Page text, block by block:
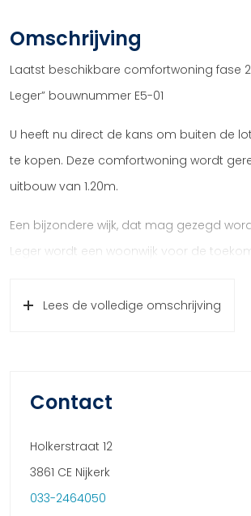
Omschrijving
Laatst beschikbare comfortwoning fase 2
Leger” bouwnummer E5-01
U heeft nu direct de kans om buiten de
te kopen. Deze comfortwoning wordt
uitbouw van 1.20m.
Een bijzondere wijk, dat mag gezegd
Leger wordt een woonwijk voor de
belangrijk zijn. Opvallend is het vele
van 1.20m
• Levering z.s.m. waarbij er grondrente
01-09-2022 wordt doorgerekend
Lees de volledige omschrijving
Contact
Holkerstraat 12
3861 CE Nijkerk
033-2464050